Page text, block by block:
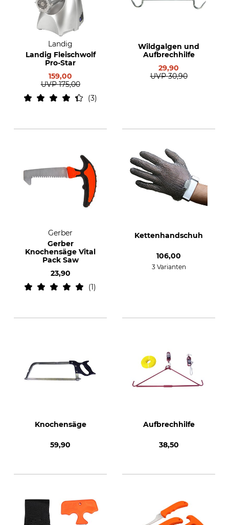
Landig
Landig Fleischwolf
Pro-Star
159,00
UVP 175,00
3
Wildgalgen und
Aufbrechhilfe
29,90
UVP 30,90
Gerber
Gerber
Knochensäge Vital
Pack Saw
23,90
1
Kettenhandschuh
106,00
3 Varianten
Knochensäge
59,90
Aufbrechhilfe
38,50